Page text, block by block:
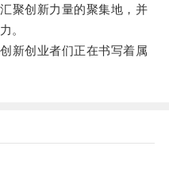
创新力量的聚集地，并
。
创业者们正在书写着属